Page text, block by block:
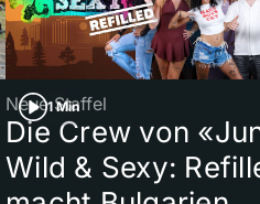
1 Min
Neue Staffel
Die Crew von
Wild & Sexy: